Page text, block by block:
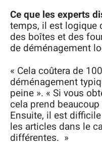
Ce que les experts
temps, il est logique
des boîtes et des
de déménagement
« Cela coûtera de
déménagement
peine ». « Si vous
cela prend
Ensuite, il est
les articles dans le
différentes. »